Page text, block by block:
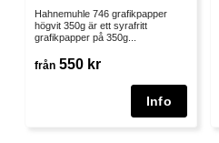
Hahnemuhle 746 grafikpapper
högvit 350g är ett syrafritt
grafikpapper på 350g...
från 550 kr